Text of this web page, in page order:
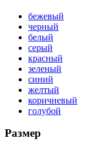
бежевый
черный
белый
серый
красный
зеленый
синий
желтый
коричневый
голубой
Размер